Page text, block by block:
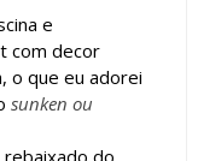
e
com decor
o que eu adorei
sunken ou
do